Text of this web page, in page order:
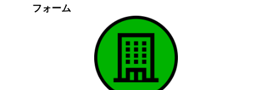
フォーム